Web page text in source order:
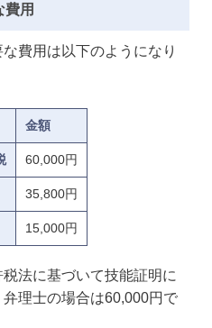
費用
費用は以下のようになり
金額
60,000円
35,800円
15,000円
法に基づいて技能証明に
理士の場合は60,000円で